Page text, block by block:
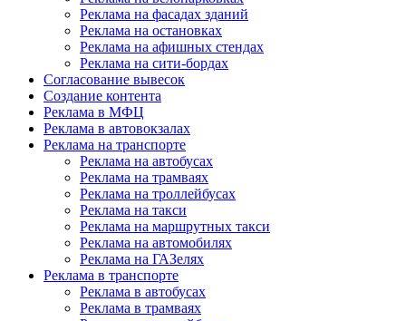
Реклама на фасадах зданий
Реклама на остановках
Реклама на афишных стендах
Реклама на сити-бордах
Согласование вывесок
Создание контента
Реклама в МФЦ
Реклама в автовокзалах
Реклама на транспорте
Реклама на автобусах
Реклама на трамваях
Реклама на троллейбусах
Реклама на такси
Реклама на маршрутных такси
Реклама на автомобилях
Реклама на ГАЗелях
Реклама в транспорте
Реклама в автобусах
Реклама в трамваях